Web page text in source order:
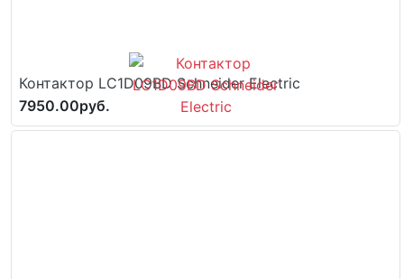
Контактор LC1D09BD Schneider Electric
7950.00руб.